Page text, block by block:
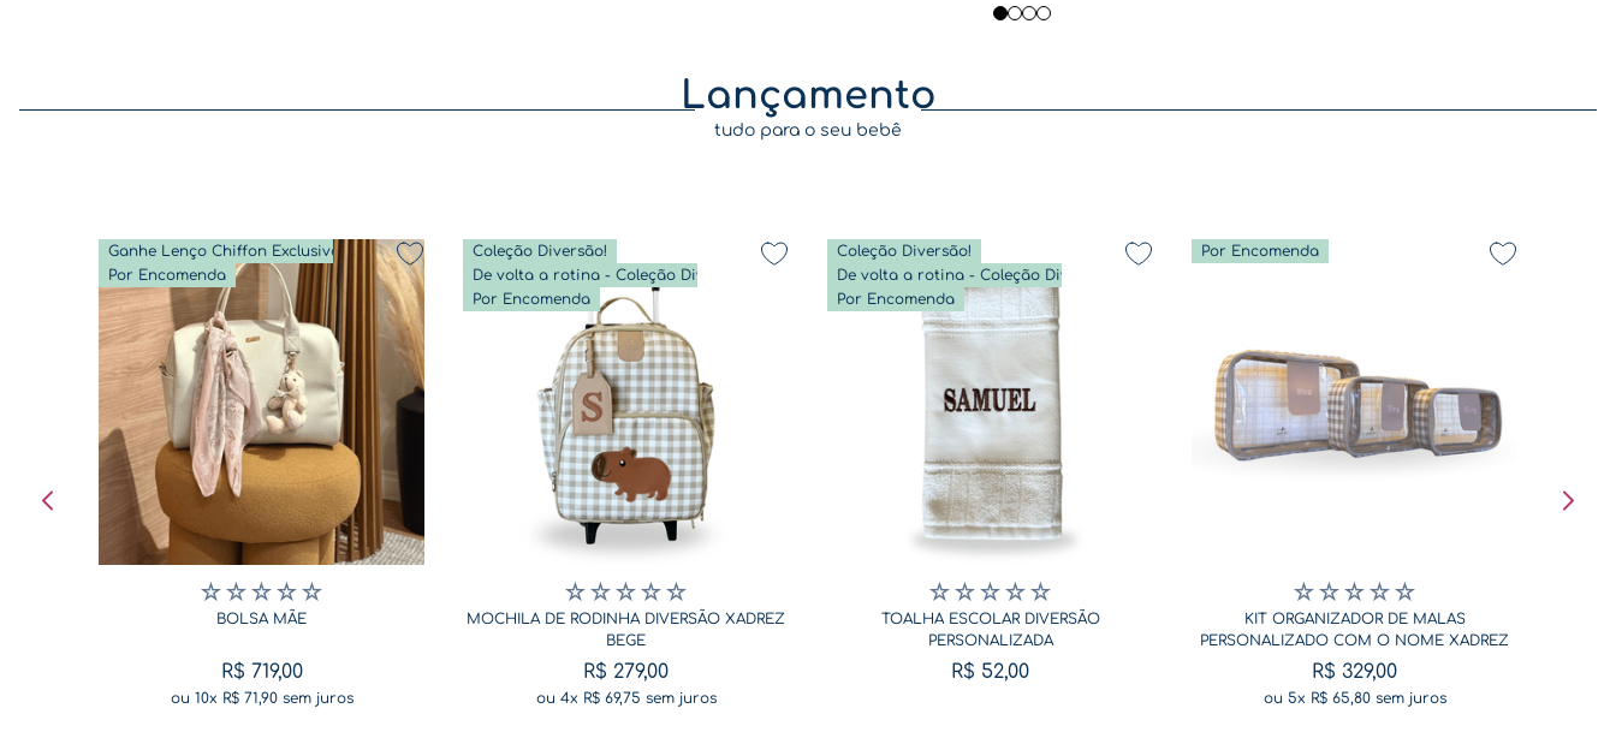
Lançamento
tudo para o seu bebê
Ganhe Lenço Chiffon Exclusivo
Por Encomenda
☆☆☆☆☆
BOLSA MÃE
R$ 719,00
ou 10x R$ 71,90sem juros
Coleção Diversão!
Por Encomenda
☆☆☆☆☆
MOCHILA DE RODINHA DIVERSÃO XADREZ
BEGE
R$ 279,00
ou 4x R$ 69,75 sem juros
Coleção Diversão!
Por Encomenda
☆☆☆☆☆
TOALHA ESCOLAR DIVERSÃO
PERSONALIZADA
R$ 52,00
Por Encomenda
☆☆☆☆☆
KIT ORGANIZADOR DE MALAS
PERSONALIZADO COM O NOME XADREZ
BEGE
R$ 329,00
ou 5x R$ 65,80sem juros